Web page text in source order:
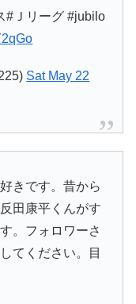
#Ｊリーグ #jubilo
Sat May 22
きです。昔から
田康平くんがす
。フォロワーさ
てください。目